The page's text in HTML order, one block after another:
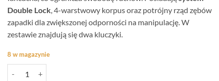
Double Lock , 4-warstwowy korpus oraz potrójny rząd zębów
zapadki dla zwiększonej odporności na manipulację. W
zestawie znajdują się dwa kluczyki.
8 w magazynie